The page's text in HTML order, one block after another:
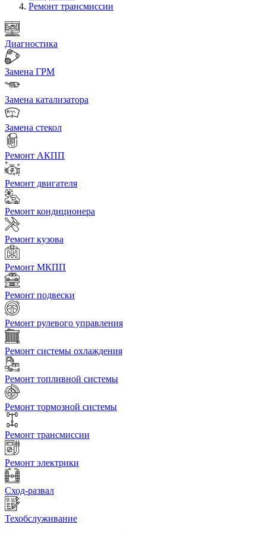
Ремонт трансмиссии
Диагностика
Замена ГРМ
Замена катализатора
Замена стекол
Ремонт АКПП
Ремонт двигателя
Ремонт кондиционера
Ремонт кузова
Ремонт МКПП
Ремонт подвески
Ремонт рулевого управления
Ремонт системы охлаждения
Ремонт топливной системы
Ремонт тормозной системы
Ремонт трансмиссии
Ремонт электрики
Сход-развал
Техобслуживание